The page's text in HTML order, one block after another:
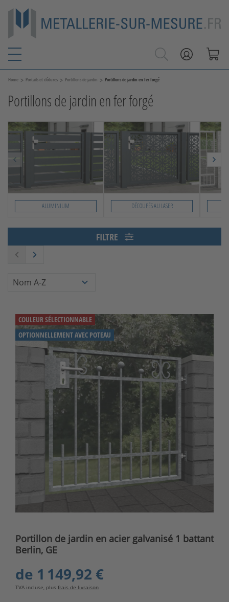
Home > Portails et clôtures > Portillons de jardin > Portillons de jardin en fer forgé
Portillons de jardin en fer forgé
ALUMINIUM DÉCOUPÉS AU LASER
FILTRE
COULEUR SÉLECTIONNABLE
OPTIONNELLEMENT AVEC POTEAU
Portillon de jardin en acier galvanisé 1 battant
Berlin, GE
de 1 149,92 €
TVA incluse, plus frais de livraison